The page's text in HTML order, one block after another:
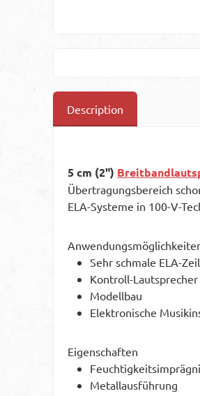
Description
5 cm (2")
Übertragungsbereich
ELA-Systeme in 100-V-
Sehr schmale ELA-
Kontroll-
Modellbau
Elektronische
Eigenschaften
Metallausführung